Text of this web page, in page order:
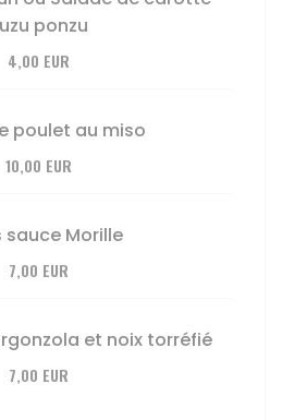
ponzu
4,00 EUR
poulet au miso
10,00 EUR
sauce Morille
7,00 EUR
et noix torréfié
7,00 EUR